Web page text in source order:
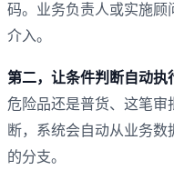
码。业务负责人或实施顾
介入。
第二，让条件判断自动执
危险品还是普货、这笔
断，系统会自动从业务
的分支。